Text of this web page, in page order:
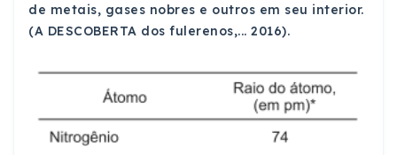
de metais, gases nobres e outros em seu interior.
(A DESCOBERTA dos fulerenos,... 2016).